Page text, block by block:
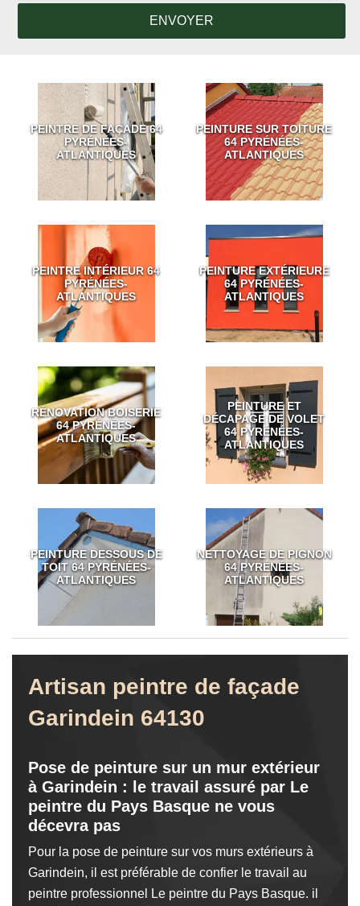
PEINTRE DE FAÇADE 64
PYRÉNÉES-
ATLANTIQUES
PEINTURE SUR TOITURE
64 PYRÉNÉES-
ATLANTIQUES
PEINTRE INTÉRIEUR 64
PYRÉNÉES-
ATLANTIQUES
PEINTURE EXTÉRIEURE
64 PYRÉNÉES-
ATLANTIQUES
RÉNOVATION BOISERIE
64 PYRÉNÉES-
ATLANTIQUES
PEINTURE ET
DÉCAPAGE DE VOLET
64 PYRÉNÉES-
ATLANTIQUES
PEINTURE DESSOUS DE
TOIT 64 PYRÉNÉES-
ATLANTIQUES
NETTOYAGE DE PIGNON
64 PYRÉNÉES-
ATLANTIQUES
Artisan peintre de façade
Garindein 64130
Pose de peinture sur un mur extérieur
à Garindein : le travail assuré par Le
peintre du Pays Basque ne vous
décevra pas
Pour la pose de peinture sur vos murs extérieurs à
Garindein, il est préférable de confier le travail au
peintre professionnel Le peintre du Pays Basque. il